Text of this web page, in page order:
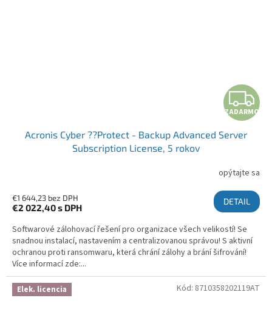
ZADARMO
Acronis Cyber ??Protect - Backup Advanced Server
Subscription License, 5 rokov
opýtajte sa
€1 644,23 bez DPH
€2 022,40s DPH
DETAIL
Softwarové zálohovací řešení pro organizace všech velikostí! Se
snadnou instalací, nastavením a centralizovanou správou! S aktivní
ochranou proti ransomwaru, která chrání zálohy a brání šifrování!
Více informací zde:...
Elek. licencia Kód: 8710358202119AT